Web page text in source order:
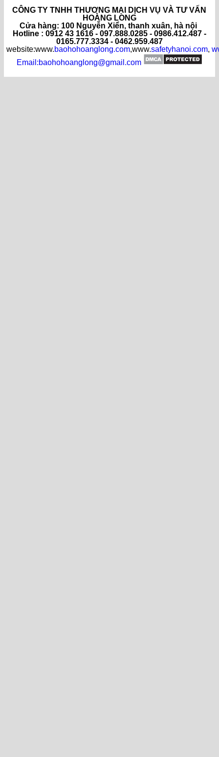
CÔNG TY TNHH THƯƠNG MẠI DỊCH VỤ VÀ TƯ VẤN
HOÀNG LONG
Cửa hàng: 100 Nguyễn Xiển, thanh xuân, hà nội
Hotline : 0912 43 1616 - 097.888.0285 - 0986.412.487 -
0165.777.3334 - 0462.959.487
website:www.baohohoanglong.com,www.safetyhanoi.com,
Email:baohohoanglong@gmail.com